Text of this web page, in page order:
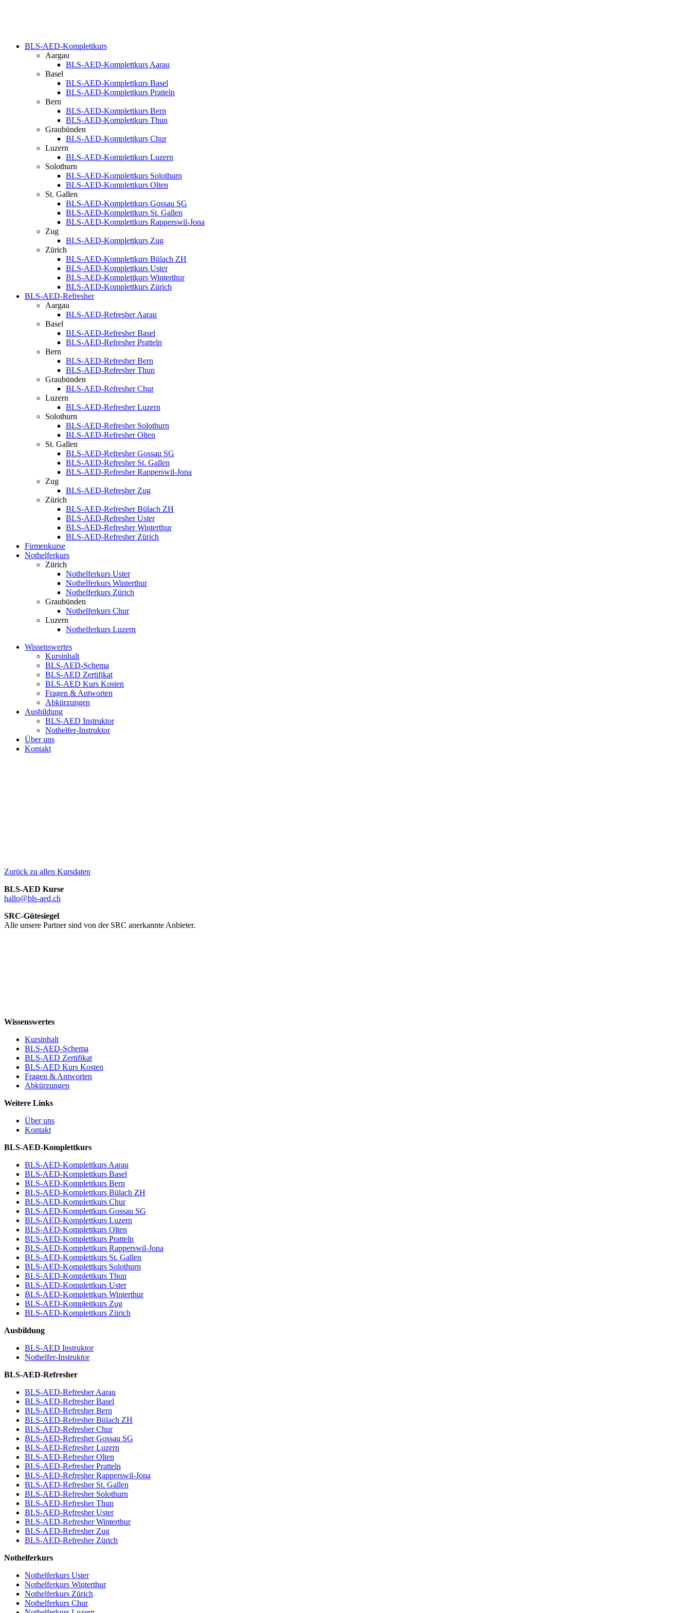
BLS-AED-Komplettkurs
Aargau
BLS-AED-Komplettkurs Aarau
Basel
BLS-AED-Komplettkurs Basel
BLS-AED-Komplettkurs Pratteln
Bern
BLS-AED-Komplettkurs Bern
BLS-AED-Komplettkurs Thun
Graubünden
BLS-AED-Komplettkurs Chur
Luzern
BLS-AED-Komplettkurs Luzern
Solothurn
BLS-AED-Komplettkurs Solothurn
BLS-AED-Komplettkurs Olten
St. Gallen
BLS-AED-Komplettkurs Gossau SG
BLS-AED-Komplettkurs St. Gallen
BLS-AED-Komplettkurs Rapperswil-Jona
Zug
BLS-AED-Komplettkurs Zug
Zürich
BLS-AED-Komplettkurs Bülach ZH
BLS-AED-Komplettkurs Uster
BLS-AED-Komplettkurs Winterthur
BLS-AED-Komplettkurs Zürich
BLS-AED-Refresher
Aargau
BLS-AED-Refresher Aarau
Basel
BLS-AED-Refresher Basel
BLS-AED-Refresher Pratteln
Bern
BLS-AED-Refresher Bern
BLS-AED-Refresher Thun
Graubünden
BLS-AED-Refresher Chur
Luzern
BLS-AED-Refresher Luzern
Solothurn
BLS-AED-Refresher Solothurn
BLS-AED-Refresher Olten
St. Gallen
BLS-AED-Refresher Gossau SG
BLS-AED-Refresher St. Gallen
BLS-AED-Refresher Rapperswil-Jona
Zug
BLS-AED-Refresher Zug
Zürich
BLS-AED-Refresher Bülach ZH
BLS-AED-Refresher Uster
BLS-AED-Refresher Winterthur
BLS-AED-Refresher Zürich
Firmenkurse
Nothelferkurs
Zürich
Nothelferkurs Uster
Nothelferkurs Winterthur
Nothelferkurs Zürich
Graubünden
Nothelferkurs Chur
Luzern
Nothelferkurs Luzern
Wissenswertes
Kursinhalt
BLS-AED-Schema
BLS-AED Zertifikat
BLS-AED Kurs Kosten
Fragen & Antworten
Abkürzungen
Ausbildung
BLS-AED Instruktor
Nothelfer-Instruktor
Über uns
Kontakt
Zurück zu allen Kursdaten
BLS-AED Kurse
hallo@bls-aed.ch
SRC-Gütesiegel
Alle unsere Partner sind von der SRC anerkannte Anbieter.
Wissenswertes
Kursinhalt
BLS-AED-Schema
BLS-AED Zertifikat
BLS-AED Kurs Kosten
Fragen & Antworten
Abkürzungen
Weitere Links
Über uns
Kontakt
BLS-AED-Komplettkurs
BLS-AED-Komplettkurs Aarau
BLS-AED-Komplettkurs Basel
BLS-AED-Komplettkurs Bern
BLS-AED-Komplettkurs Bülach ZH
BLS-AED-Komplettkurs Chur
BLS-AED-Komplettkurs Gossau SG
BLS-AED-Komplettkurs Luzern
BLS-AED-Komplettkurs Olten
BLS-AED-Komplettkurs Pratteln
BLS-AED-Komplettkurs Rapperswil-Jona
BLS-AED-Komplettkurs St. Gallen
BLS-AED-Komplettkurs Solothurn
BLS-AED-Komplettkurs Thun
BLS-AED-Komplettkurs Uster
BLS-AED-Komplettkurs Winterthur
BLS-AED-Komplettkurs Zug
BLS-AED-Komplettkurs Zürich
Ausbildung
BLS-AED Instruktor
Nothelfer-Instruktor
BLS-AED-Refresher
BLS-AED-Refresher Aarau
BLS-AED-Refresher Basel
BLS-AED-Refresher Bern
BLS-AED-Refresher Bülach ZH
BLS-AED-Refresher Chur
BLS-AED-Refresher Gossau SG
BLS-AED-Refresher Luzern
BLS-AED-Refresher Olten
BLS-AED-Refresher Pratteln
BLS-AED-Refresher Rapperswil-Jona
BLS-AED-Refresher St. Gallen
BLS-AED-Refresher Solothurn
BLS-AED-Refresher Thun
BLS-AED-Refresher Uster
BLS-AED-Refresher Winterthur
BLS-AED-Refresher Zug
BLS-AED-Refresher Zürich
Nothelferkurs
Nothelferkurs Uster
Nothelferkurs Winterthur
Nothelferkurs Zürich
Nothelferkurs Chur